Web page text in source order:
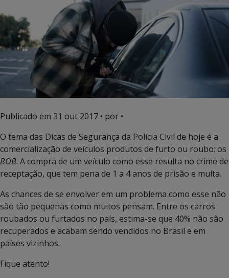
Publicado em 31 out 2017 • por •
O tema das Dicas de Segurança da Polícia Civil de hoje é a
comercialização de veículos produtos de furto ou roubo: os
BOB. A compra de um veículo como esse resulta no crime de
receptação, que tem pena de 1 a 4 anos de prisão e multa.
As chances de se envolver em um problema como esse não
são tão pequenas como muitos pensam. Entre os carros
roubados ou furtados no país, estima-se que 40% não são
recuperados e acabam sendo vendidos no Brasil e em
países vizinhos.
Fique atento!